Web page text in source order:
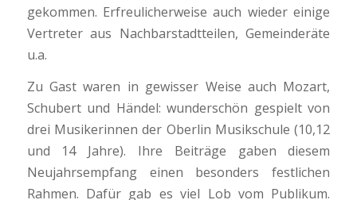
gekommen. Erfreulicherweise auch wieder einige
Vertreter aus Nachbarstadtteilen, Gemeinderäte
u.a.
Zu Gast waren in gewisser Weise auch Mozart,
Schubert und Händel: wunderschön gespielt von
drei Musikerinnen der Oberlin Musikschule (10,12
und 14 Jahre). Ihre Beiträge gaben diesem
Neujahrsempfang einen besonders festlichen
Rahmen. Dafür gab es viel Lob vom Publikum.